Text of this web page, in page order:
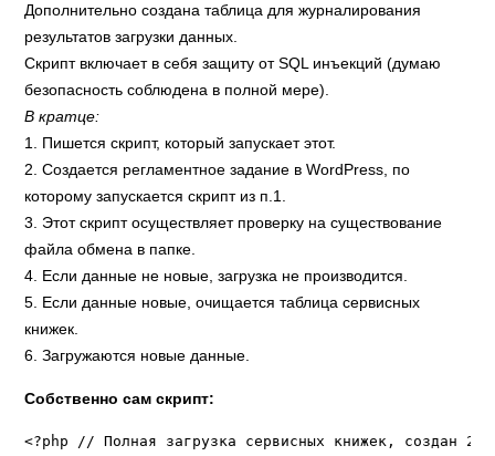
Дополнительно создана таблица для журналирования
результатов загрузки данных.
Скрипт включает в себя защиту от SQL инъекций (думаю
безопасность соблюдена в полной мере).
В кратце:
1. Пишется скрипт, который запускает этот.
2. Создается регламентное задание в WordPress, по
которому запускается скрипт из п.1.
3. Этот скрипт осуществляет проверку на существование
файла обмена в папке.
4. Если данные не новые, загрузка не производится.
5. Если данные новые, очищается таблица сервисных
книжек.
6. Загружаются новые данные.
Собственно сам скрипт:
<?php // Полная загрузка сервисных книжек, создан